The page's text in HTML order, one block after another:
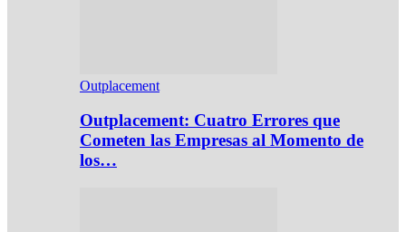
Outplacement
Outplacement: Cuatro Errores que
Cometen las Empresas al Momento de
los…